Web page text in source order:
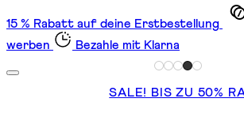
15 % Rabatt auf deine Erstbestellung
werben
Bezahle mit Klarna
SALE! BIS ZU 50%